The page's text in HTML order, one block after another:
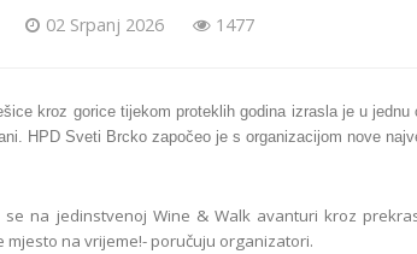
02 Srpanj 2026 1477
kroz gorice tijekom proteklih godina izrasla je u
HPD Sveti Brcko započeo je s organizacijom nove
se na jedinstvenoj Wine & Walk avanturi kroz
mjesto na vrijeme!- poručuju organizatori.